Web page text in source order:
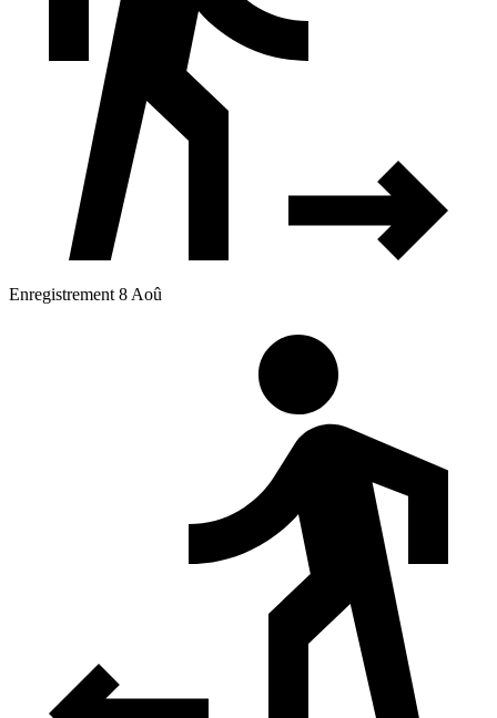
Enregistrement 8 Aoû